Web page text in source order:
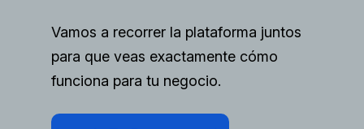
Vamos a recorrer la plataforma juntos
para que veas exactamente cómo
funciona para tu negocio.